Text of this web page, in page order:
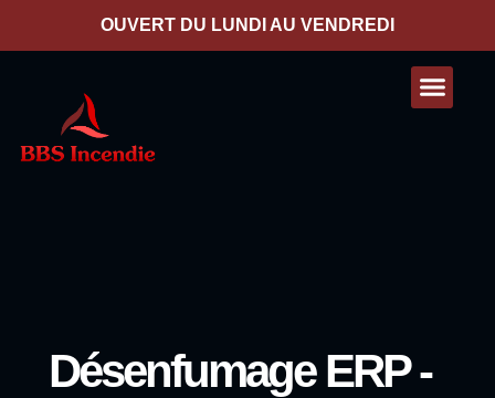
OUVERT DU LUNDI AU VENDREDI
Désenfumage ERP -